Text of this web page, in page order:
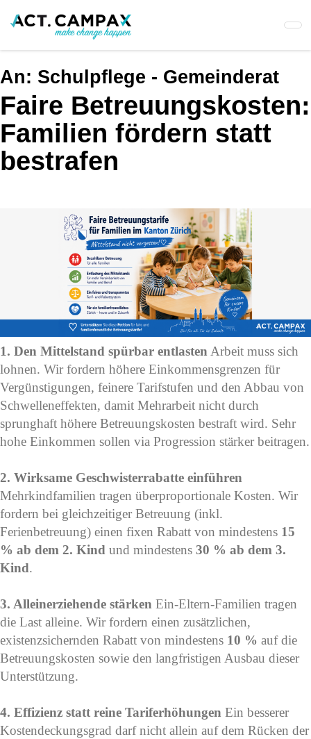
An: Schulpflege - Gemeinderat
Faire Betreuungskosten:
Familien fördern statt
bestrafen
1. Den Mittelstand spürbar entlastenArbeit muss sich
lohnen. Wir fordern höhere Einkommensgrenzen für
Vergünstigungen, feinere Tarifstufen und den Abbau von
Schwelleneffekten, damit Mehrarbeit nicht durch
sprunghaft höhere Betreuungskosten bestraft wird. Sehr
hohe Einkommen sollen via Progression stärker beitragen.
2. Wirksame Geschwisterrabatte einführen
Mehrkindfamilien tragen überproportionale Kosten. Wir
fordern bei gleichzeitiger Betreuung (inkl.
Ferienbetreuung) einen fixen Rabatt von mindestens 15
% ab dem 2. Kind und mindestens 30 % ab dem 3.
Kind.
3. Alleinerziehende stärken Ein-Eltern-Familien tragen
die Last alleine. Wir fordern einen zusätzlichen,
existenzsichernden Rabatt von mindestens 10 % auf die
Betreuungskosten sowie den langfristigen Ausbau dieser
Unterstützung.
4. Effizienz statt reine Tariferhöhungen Ein besserer
Kostendeckungsgrad darf nicht allein auf dem Rücken der